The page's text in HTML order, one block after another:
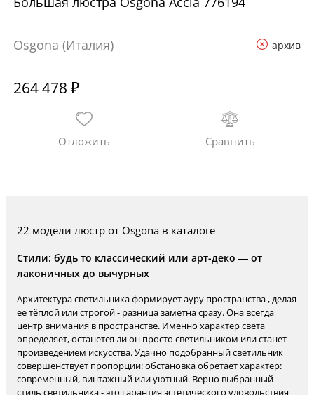
Osgona (Италия) архив
264 478 ₽
22 модели люстр от Osgona в каталоге
Стили: будь то классический или арт-деко — от
лаконичных до вычурных
Архитектура светильника формирует ауру пространства , делая
ее тёплой или строгой - разница заметна сразу. Она всегда
центр внимания в пространстве. Именно характер света
определяет, останется ли он просто светильником или станет
произведением искусства. Удачно подобранный светильник
совершенствует пропорции: обстановка обретает характер:
современный, винтажный или уютный. Верно выбранный
стиль светильника - это гарантия эстетического удовольствия